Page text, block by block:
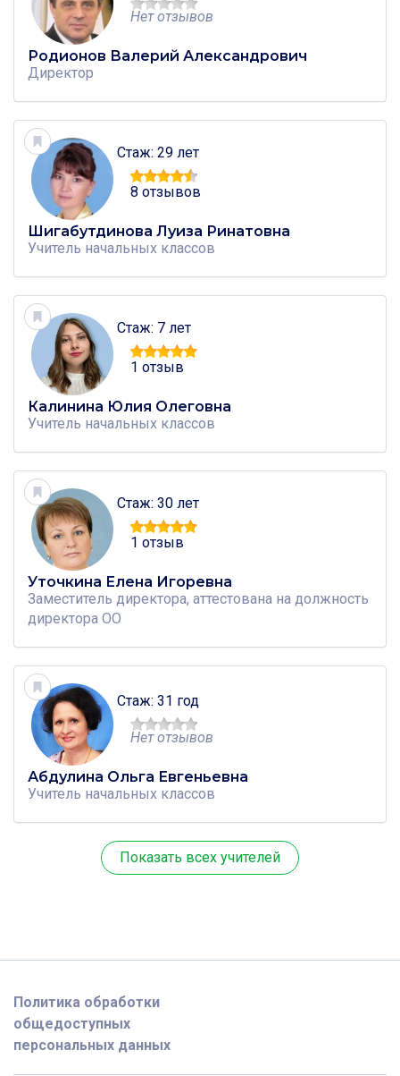
Нет отзывов
Родионов Валерий Александрович
Директор
Стаж: 29 лет
8 отзывов
Шигабутдинова Луиза Ринатовна
Учитель начальных классов
Стаж: 7 лет
1 отзыв
Калинина Юлия Олеговна
Учитель начальных классов
Стаж: 30 лет
1 отзыв
Уточкина Елена Игоревна
Заместитель директора, аттестована на должность
директора ОО
Стаж: 31 год
Нет отзывов
Абдулина Ольга Евгеньевна
Учитель начальных классов
Показать всех учителей
Политика обработки
общедоступных
персональных данных